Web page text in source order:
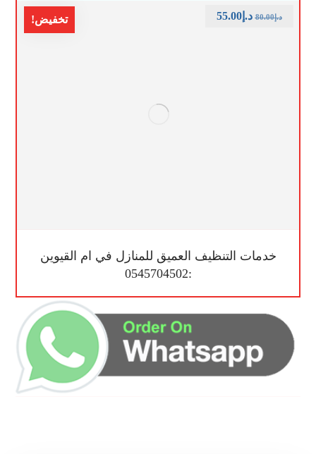
تخفيض!
خدمات التنظيف العميق للمنازل في ام القيوين
:0545704502
د.إ80.00 د.إ55.00